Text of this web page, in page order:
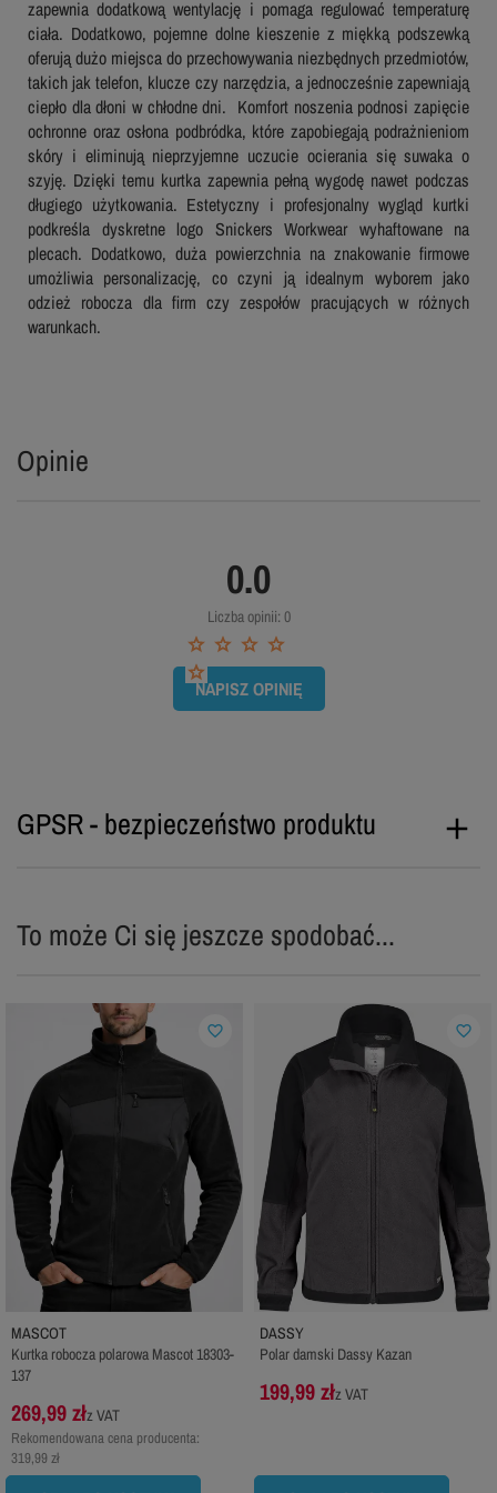
zapewnia dodatkową wentylację i pomaga regulować temperaturę
ciała. Dodatkowo, pojemne dolne kieszenie z miękką podszewką
oferują dużo miejsca do przechowywania niezbędnych przedmiotów,
takich jak telefon, klucze czy narzędzia, a jednocześnie zapewniają
ciepło dla dłoni w chłodne dni. Komfort noszenia podnosi zapięcie
ochronne oraz osłona podbródka, które zapobiegają podrażnieniom
skóry i eliminują nieprzyjemne uczucie ocierania się suwaka o
szyję. Dzięki temu kurtka zapewnia pełną wygodę nawet podczas
długiego użytkowania. Estetyczny i profesjonalny wygląd kurtki
podkreśla dyskretne logo Snickers Workwear wyhaftowane na
plecach. Dodatkowo, duża powierzchnia na znakowanie firmowe
umożliwia personalizację, co czyni ją idealnym wyborem jako
odzież robocza dla firm czy zespołów pracujących w różnych
warunkach.
Opinie
0.0
Liczba opinii: 0
NAPISZ OPINIĘ
GPSR - bezpieczeństwo produktu
To może Ci się jeszcze spodobać...
MASCOT
Kurtka robocza polarowa Mascot 18303-
137
269,99 złz VAT
Rekomendowana cena producenta:
319,99 zł
favorite_border
DASSY
Polar damski Dassy Kazan
199,99 złz VAT
favorite_border